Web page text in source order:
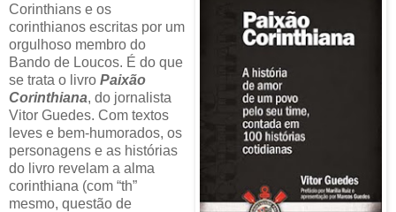
Corinthians e os
corinthianos escritas por um
orgulhoso membro do
Bando de Loucos. É do que
se trata o livro Paixão
Corinthiana, do jornalista
Vitor Guedes. Com textos
leves e bem-humorados, os
personagens e as histórias
do livro revelam a alma
corinthiana (com “th”
mesmo, questão de